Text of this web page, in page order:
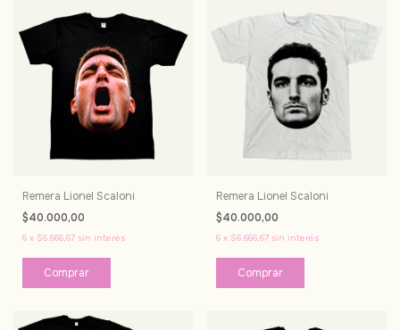
Remera Lionel Scaloni
$40.000,00
6 x $6.666,67 sin interés
Comprar
Remera Lionel Scaloni
$40.000,00
6 x $6.666,67 sin interés
Comprar